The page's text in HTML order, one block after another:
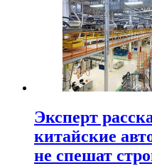
Эксперт
китайские
не спешат